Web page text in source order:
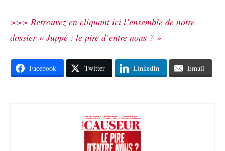
>>> Retrouvez en cliquant ici l’ensemble de notre
dossier « Juppé : le pire d’entre nous ? »
Facebook Twitter LinkedIn Email